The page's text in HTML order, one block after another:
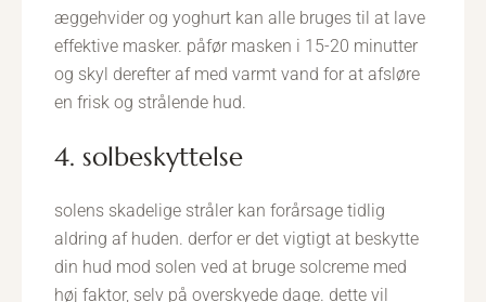
æggehvider og yoghurt kan alle bruges til at lave
effektive masker. påfør masken i 15-20 minutter
og skyl derefter af med varmt vand for at afsløre
en frisk og strålende hud.
4. solbeskyttelse
solens skadelige stråler kan forårsage tidlig
aldring af huden. derfor er det vigtigt at beskytte
din hud mod solen ved at bruge solcreme med
høj faktor, selv på overskyede dage. dette vil